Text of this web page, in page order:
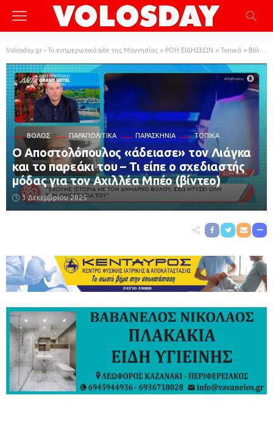
Volosday.gr - Το ενημερωτικό site της Μαγνησίας > ΡΟΗ ΕΙΔΗΣΕΩΝ > Τοπικά > Βόλος
ΒΌΛΟΣ ΠΑΡΑΠΟΛΙΤΙΚΆ ΠΑΡΑΣΚΉΝΙΑ ΤΟΠΙΚΆ
Ο Αποστολόπουλος «άδειασε» τον Λιάγκα
και το παρεάκι του – Τι είπε ο σχεδιαστής
μόδας για τον Αχιλλέα Μπέο (βίντεο)
3 Δεκεμβρίου 2025